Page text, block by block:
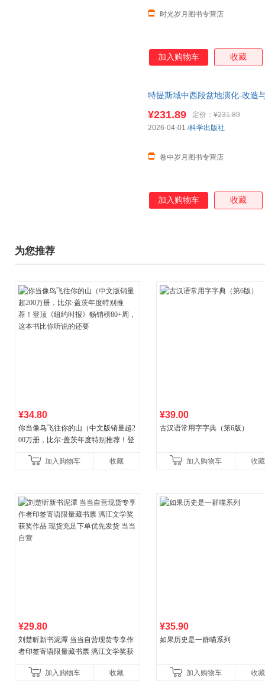
时光岁月图书专营店
加入购物车 收藏
特提斯域中西段盆地演化-改造
¥231.89 定价： ¥231.89
卷中岁月图书专营店
2026-04-01 /科学出版社
加入购物车 收藏
为您推荐
¥34.80
你当像鸟飞往你的山（中文版销量超2
00万册，比尔·盖茨年度特别推荐！登
比你听说的还要
加入购物车 收藏
¥39.00
古汉语常用字字典（第6版）
加入购物车 收藏
¥29.80
刘楚昕新书泥潭 当当自营现货专享作
者印签寄语限量藏书票 漓江文学奖获
加入购物车 收藏
¥35.90
如果历史是一群喵系列
加入购物车 收藏